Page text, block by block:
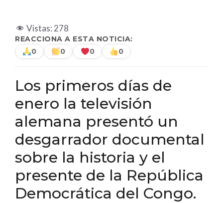
Vistas: 278
REACCIONA A ESTA NOTICIA:
0
0 0 0
Los primeros días de
enero la televisión
alemana presentó un
desgarrador documental
sobre la historia y el
presente de la República
Democrática del Congo.